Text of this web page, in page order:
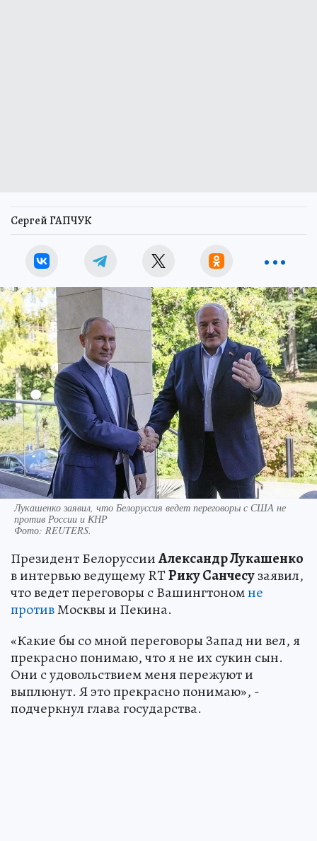
Сергей ГАПЧУК
Лукашенко заявил, что Белоруссия ведет переговоры с США не
против России и КНР
Фото: REUTERS.
Президент БелоруссииАлександр Лукашенко
в интервью ведущему RTРику Санчесузаявил,
что ведет переговоры с Вашингтономне
противМосквы и Пекина.
«Какие бы со мной переговоры Запад ни вел, я
прекрасно понимаю, что я не их сукин сын.
Они с удовольствием меня пережуют и
выплюнут. Я это прекрасно понимаю», -
подчеркнул глава государства.